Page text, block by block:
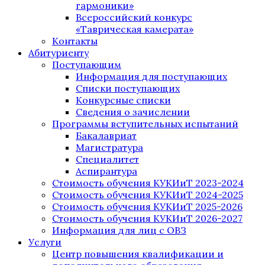
гармоники»
Всероссийский конкурс
«Таврическая камерата»
Контакты
Абитуриенту
Поступающим
Информация для поступающих
Списки поступающих
Конкурсные списки
Сведения о зачислении
Программы вступительных испытаний
Бакалавриат
Магистратура
Специалитет
Аспирантура
Стоимость обучения КУКИиТ 2023-2024
Стоимость обучения КУКИиТ 2024-2025
Стоимость обучения КУКИиТ 2025-2026
Стоимость обучения КУКИиТ 2026-2027
Информация для лиц с ОВЗ
Услуги
Центр повышения квалификации и